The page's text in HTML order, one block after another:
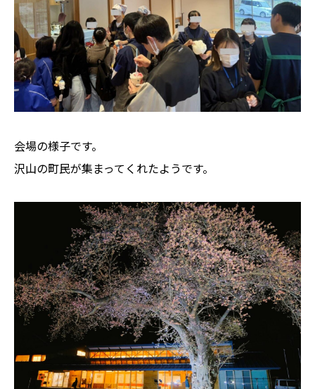
会場の様子です。
沢山の町民が集まってくれたようです。